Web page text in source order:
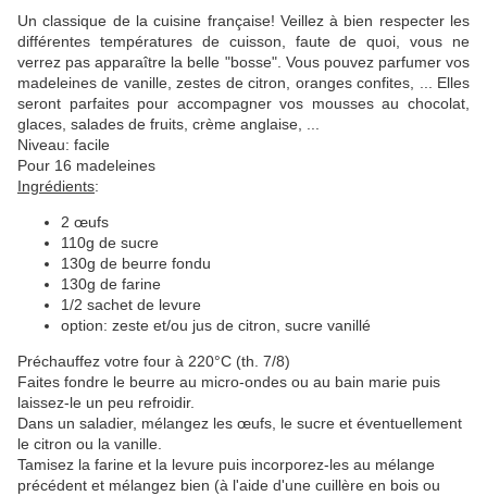
Un classique de la cuisine française! Veillez à bien respecter les
différentes températures de cuisson, faute de quoi, vous ne
verrez pas apparaître la belle "bosse". Vous pouvez parfumer vos
madeleines de vanille, zestes de citron, oranges confites, ... Elles
seront parfaites pour accompagner vos mousses au chocolat,
glaces, salades de fruits, crème anglaise, ...
Niveau: facile
Pour 16 madeleines
Ingrédients:
2 œufs
110g de sucre
130g de beurre fondu
130g de farine
1/2 sachet de levure
option: zeste et/ou jus de citron, sucre vanillé
Préchauffez votre four à 220°C (th. 7/8)
Faites fondre le beurre au micro-ondes ou au bain marie puis
laissez-le un peu refroidir.
Dans un saladier, mélangez les œufs, le sucre et éventuellement
le citron ou la vanille.
Tamisez la farine et la levure puis incorporez-les au mélange
précédent et mélangez bien (à l'aide d'une cuillère en bois ou